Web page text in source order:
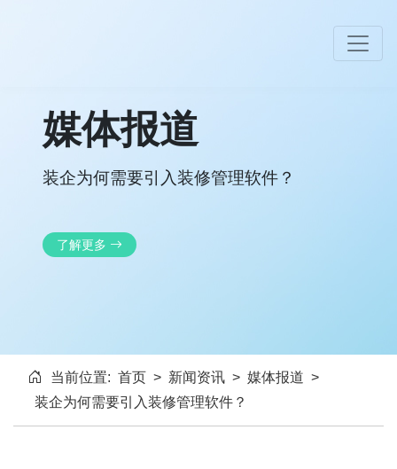
媒体报道
装企为何需要引入装修管理软件？
了解更多
当前位置: 首页 > 新闻资讯 > 媒体报道 >
装企为何需要引入装修管理软件？